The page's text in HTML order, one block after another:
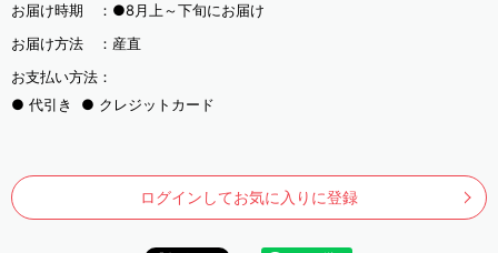
お届け時期 ： ●8月上～下旬にお届け
お届け方法 ： 産直
お支払い方法：
代引き
クレジットカード
ログインしてお気に入りに登録